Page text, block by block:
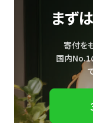
まず
寄付を
国内No.1